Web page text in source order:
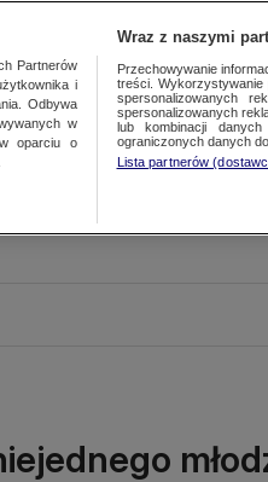
Partnerów
i
Odbywa
w
oparciu o
Wraz z naszymi
Przechowywanie
treści.
spersonalizowanych
spersonalizowanych
lub kombinacji
ograniczonych danych
Lista partnerów